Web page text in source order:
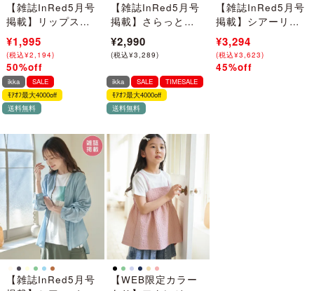
【雑誌InRed5月号
掲載】リップスト
ップカーゴスカー
ト【親子コーデ】
¥3,990
(税込¥4,389)
→
¥1,995
(税込¥2,194)
50%off
【雑誌InRed5月号
掲載】さらっとプ
リーツワイドパン
ツ
¥2,990
(税込¥3,289)
【雑誌InRed5月号
掲載】シアーリブ
ブルゾン【親子コ
ーデ】
¥5,990
(税込¥6,589)
→
¥3,294
(税込¥3,623)
45%off
ikka
SALE
ﾓｱｵﾌ最大4000off
送料無料
【雑誌InRed5月号
ikka SALE
TIMESALE
ﾓｱｵﾌ最大4000off
送料無料
【WEB限定カラー